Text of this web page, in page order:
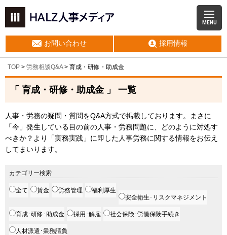
MENU
お問い合わせ 採用情報
TOP > 労務相談Q&A> 育成・研修・助成金
「 育成・研修・助成金 」 一覧
人事・労務の疑問・質問をQ&A方式で掲載しております。まさに
「今」発生している目の前の人事・労務問題に、どのように対処す
べきか？より「実務実践」に即した人事労務に関する情報をお伝え
してまいります。
カテゴリー検索
全て 賃金 労務管理
福利厚生
安全衛生･リスクマネジメント
育成･研修･助成金 採用･解雇 社会保険･労働保険手続き
人材派遣･業務請負